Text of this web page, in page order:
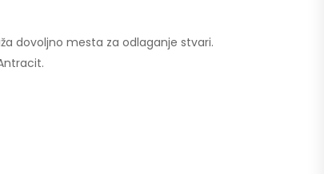
dovoljno mesta za odlaganje stvari.